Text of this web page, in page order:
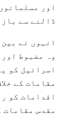
اور
ڈالنے سے
انہوں نے
وہ مضبوط
اسرائیل کو
مقامات کے
اقدامات کو
مقدس مقامات